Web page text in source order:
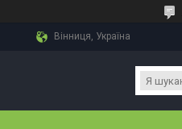
Вінниця, Україна